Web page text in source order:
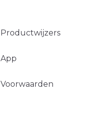
Productwijzers
App
Voorwaarden